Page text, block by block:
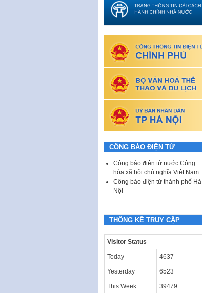
CÔNG BÁO ĐIỆN TỬ
Công báo điện tử nước Cộng
hòa xã hội chủ nghĩa Việt Nam
Công báo điện tử thành phố Hà
Nội
THỐNG KÊ TRUY CẬP
Visitor Status
Today 4637
Yesterday 6523
This Week 39479